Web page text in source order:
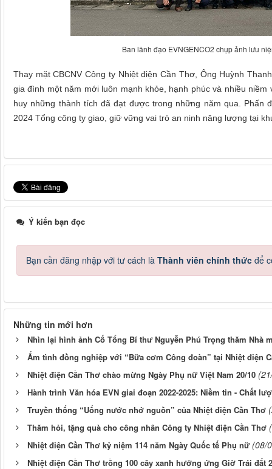
Ban lãnh đạo EVNGENCO2 chụp ảnh lưu
Thay mặt CBCNV Công ty Nhiệt điện Cần Thơ, Ông Huỳnh
gia đình một năm mới luôn mạnh khỏe, hạnh phúc và nhiều
huy những thành tích đã đạt đượctrong những năm qua. Phấn
2024 Tổng công ty giao, giữ vững vai trò an ninh năng lượng tại
Ý kiến bạn đọc
Bạn cần đăng nhập với tư cách là Thành viên chính thức để
Những tin mới hơn
Nhìn lại hình ảnh Cố Tổng Bí thư Nguyễn Phú Trọng thăm Nhà
Ấm tình đồng nghiệp với “Bữa cơm Công đoàn” tại Nhiệt điện
Nhiệt điện Cần Thơ chào mừng Ngày Phụ nữ Việt Nam 20/10
Hành trình Văn hóa EVN giai đoạn 2022-2025: Niềm tin - Chất
Truyền thống “Uống nước nhớ nguồn” của Nhiệt điện Cần Thơ
Thăm hỏi, tặng quà cho công nhân Công ty Nhiệt điện Cần Thơ
Nhiệt điện Cần Thơ kỷ niệm 114 năm Ngày Quốc tế Phụ nữ (08/
Nhiệt điện Cần Thơ trồng 100 cây xanh hưởng ứng Giờ Trái đất